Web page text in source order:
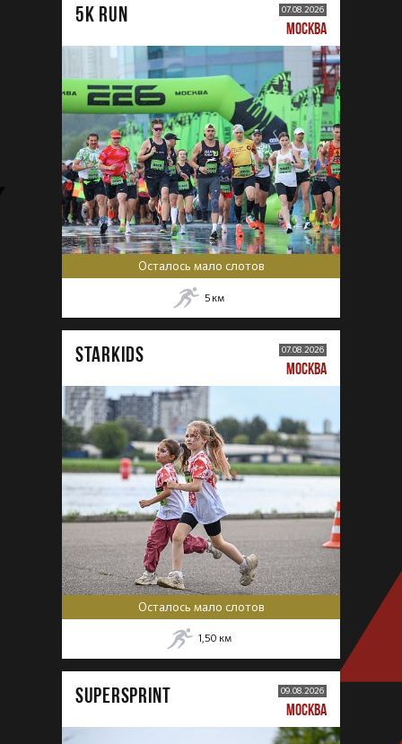
5К RUN 07.08.2026
МОСКВА
Осталось мало слотов
5 км
STARKIDS 07.08.2026
МОСКВА
Осталось мало слотов
1,50 км
SUPERSPRINT 09.08.2026
МОСКВА